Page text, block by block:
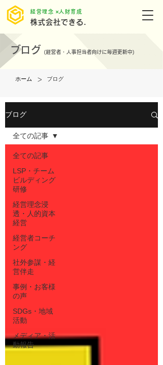
株式会社できる.
​経営理念 ×人財育成
ブログ (経営者・人事担当者向けに毎週更新中)
ホーム > ブログ
ブログ
全ての記事
LSP・チーム
ビルディング
研修
経営理念浸
透・人的資本
経営
経営者コーチ
ング
社外参謀・経
営伴走
事例・お客様
の声
SDGs・地域
活動
メディア・活
動報告
全ての記事